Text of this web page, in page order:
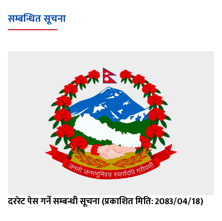
सम्बन्धित सूचना
दररेट पेस गर्ने सम्बन्धी सूचना (प्रकाशित मिति: 2083/04/18)